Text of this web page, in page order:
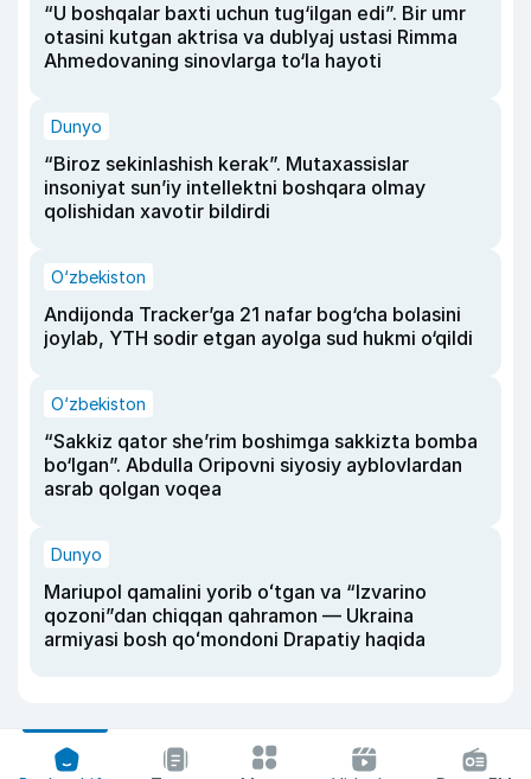
“U boshqalar baxti uchun tug‘ilgan edi”. Bir umr
otasini kutgan aktrisa va dublyaj ustasi Rimma
Ahmedovaning sinovlarga to‘la hayoti
Dunyo
“Biroz sekinlashish kerak”. Mutaxassislar
insoniyat sun’iy intellektni boshqara olmay
qolishidan xavotir bildirdi
O‘zbekiston
Andijonda Tracker’ga 21 nafar bog‘cha bolasini
joylab, YTH sodir etgan ayolga sud hukmi o‘qildi
O‘zbekiston
“Sakkiz qator she’rim boshimga sakkizta bomba
bo‘lgan”. Abdulla Oripovni siyosiy ayblovlardan
asrab qolgan voqea
Dunyo
Mariupol qamalini yorib oʻtgan va “Izvarino
qozoni”dan chiqqan qahramon — Ukraina
armiyasi bosh qoʻmondoni Drapatiy haqida